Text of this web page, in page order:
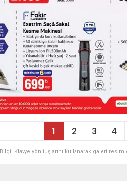
1 2 3 4
Bilgi: Klavye yön tuşlarını kullanarak galeri